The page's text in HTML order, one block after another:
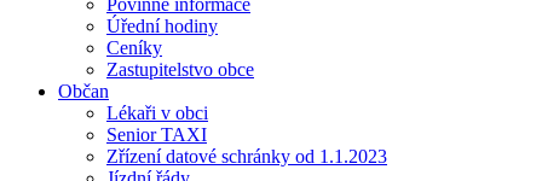
Povinné informace
Úřední hodiny
Ceníky
Zastupitelstvo obce
Občan
Lékaři v obci
Senior TAXI
Zřízení datové schránky od 1.1.2023